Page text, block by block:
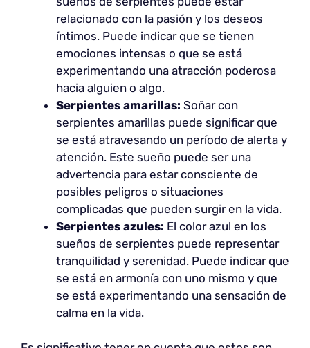
relacionado con la pasión y los deseos
íntimos. Puede indicar que se tienen
emociones intensas o que se está
experimentando una atracción poderosa
hacia alguien o algo.
Serpientes amarillas: Soñar con
serpientes amarillas puede significar que
se está atravesando un período de alerta y
atención. Este sueño puede ser una
advertencia para estar consciente de
posibles peligros o situaciones
complicadas que pueden surgir en la vida.
Serpientes azules: El color azul en los
sueños de serpientes puede representar
tranquilidad y serenidad. Puede indicar que
se está en armonía con uno mismo y que
se está experimentando una sensación de
calma en la vida.